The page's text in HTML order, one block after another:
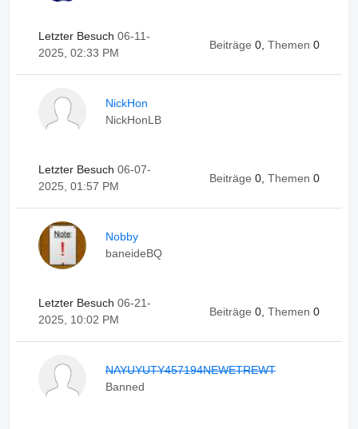
Letzter Besuch 06-11-
2025, 02:33 PM
Beiträge 0, Themen 0
NickHon
NickHonLB
Letzter Besuch 06-07-
2025, 01:57 PM
Beiträge 0, Themen 0
Nobby
baneideBQ
Letzter Besuch 06-21-
2025, 10:02 PM
Beiträge 0, Themen 0
NAYUYUTY457194NEWETREWT
Banned